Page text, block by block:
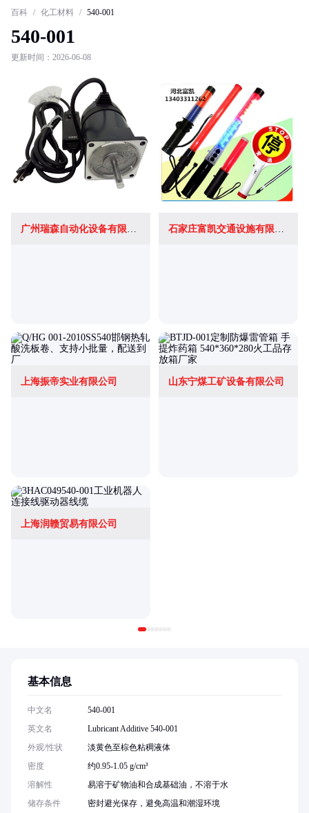
百科 / 化工材料 / 540-001
540-001
更新时间：2026-06-08
广州瑞森自动化设备有限公司 石家庄富凯交通设施有限公司
上海振帝实业有限公司 山东宁煤工矿设备有限公司
上海润赣贸易有限公司
基本信息
中文名
540-001
英文名
Lubricant Additive 540-001
外观/性状
淡黄色至棕色粘稠液体
密度
约0.95-1.05 g/cm³
溶解性
易溶于矿物油和合成基础油，不溶于水
储存条件
密封避光保存，避免高温和潮湿环境